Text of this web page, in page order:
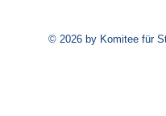
© 2026 by Komitee für